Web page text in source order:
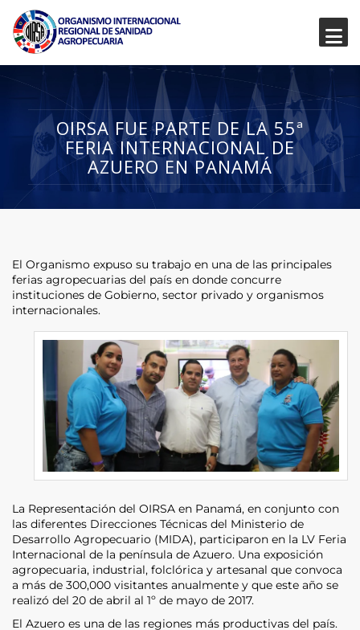
OIRSA FUE PARTE DE LA 55ª
FERIA INTERNACIONAL DE
AZUERO EN PANAMÁ
El Organismo expuso su trabajo en una de las principales
ferias agropecuarias del país en donde concurre
instituciones de Gobierno, sector privado y organismos
internacionales.
La Representación del OIRSA en Panamá, en conjunto con
las diferentes Direcciones Técnicas del Ministerio de
Desarrollo Agropecuario (MIDA), participaron en la LV Feria
Internacional de la península de Azuero. Una exposición
agropecuaria, industrial, folclórica y artesanal que convoca
a más de 300,000 visitantes anualmente y que este año se
realizó del 20 de abril al 1º de mayo de 2017.
El Azuero es una de las regiones más productivas del país.